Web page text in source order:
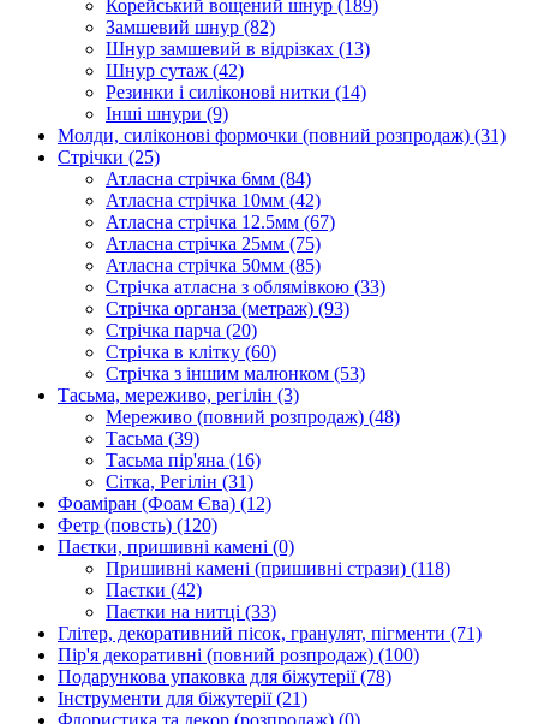
Корейський вощений шнур (189)
Замшевий шнур (82)
Шнур замшевий в відрізках (13)
Шнур сутаж (42)
Резинки і силіконові нитки (14)
Інші шнури (9)
Молди, силіконові формочки (повний розпродаж) (31)
Стрічки (25)
Атласна стрічка 6мм (84)
Атласна стрічка 10мм (42)
Атласна стрічка 12.5мм (67)
Атласна стрічка 25мм (75)
Атласна стрічка 50мм (85)
Стрічка атласна з облямівкою (33)
Стрічка органза (метраж) (93)
Стрічка парча (20)
Стрічка в клітку (60)
Стрічка з іншим малюнком (53)
Тасьма, мереживо, регілін (3)
Мереживо (повний розпродаж) (48)
Тасьма (39)
Тасьма пір'яна (16)
Сітка, Регілін (31)
Фоаміран (Фоам Єва) (12)
Фетр (повсть) (120)
Паєтки, пришивні камені (0)
Пришивні камені (пришивні стрази) (118)
Паєтки (42)
Паєтки на нитці (33)
Глітер, декоративний пісок, гранулят, пігменти (71)
Пір'я декоративні (повний розпродаж) (100)
Подарункова упаковка для біжутерії(78)
Інструменти для біжутерії(21)
Флористика та декор (розпродаж) (0)